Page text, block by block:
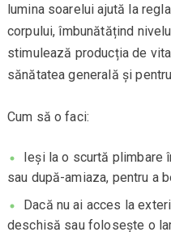
lumina soarelui ajută la
corpului, îmbunătățind
stimulează producția de
sănătatea generală și
Cum să o faci:
Ieși la o scurtă plimbare
sau după-amiaza, pentru a
Dacă nu ai acces la
deschisă sau folosește o